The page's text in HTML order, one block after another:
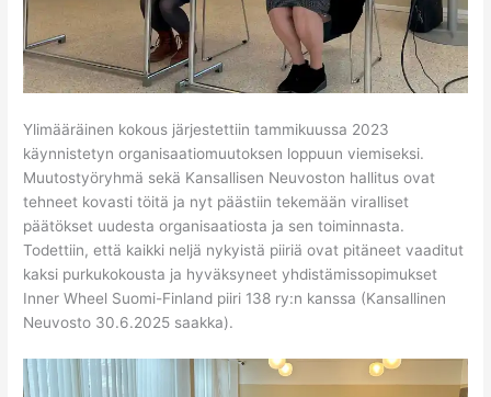
Ylimääräinen kokous järjestettiin tammikuussa 2023
käynnistetyn organisaatiomuutoksen loppuun viemiseksi.
Muutostyöryhmä sekä Kansallisen Neuvoston hallitus ovat
tehneet kovasti töitä ja nyt päästiin tekemään viralliset
päätökset uudesta organisaatiosta ja sen toiminnasta.
Todettiin, että kaikki neljä nykyistä piiriä ovat pitäneet vaaditut
kaksi purkukokousta ja hyväksyneet yhdistämissopimukset
Inner Wheel Suomi-Finland piiri 138 ry:n kanssa (Kansallinen
Neuvosto 30.6.2025 saakka).